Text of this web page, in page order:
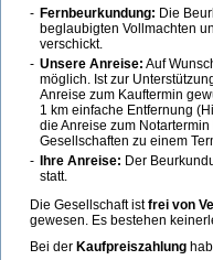
- Fernbeurkundung: Die
beglaubigten Vollmachten
verschickt.
- Unsere Anreise: Auf
möglich. Ist zur
Anreise zum Kauftermin
1 km einfache Entfernung
die Anreise zum
Gesellschaften zu einem
-
Ihre Anreise: Der
statt.
Die Gesellschaft istfrei von
gewesen. Es bestehen
Bei der Kaufpreiszahlung